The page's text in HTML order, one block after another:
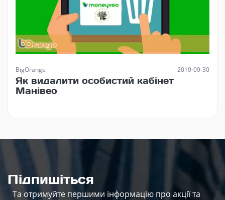
BigOrange 2019-09-30
Як видалити особистий кабінет
Манівео
Підпишіться
Та отримуйте першими інформацію про акції та